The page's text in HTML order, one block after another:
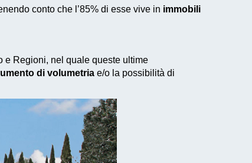
conto che l’85% di esse vive in immobili
e Regioni, nel quale queste ultime
di volumetria e/o la possibilità di